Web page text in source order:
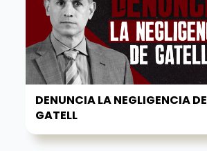
DENUNCIA LA NEGLIGENCIA DE
GATELL